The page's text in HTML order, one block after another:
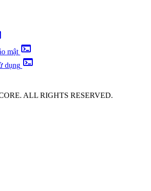
mật terminal
dụng terminal
ALL RIGHTS RESERVED.